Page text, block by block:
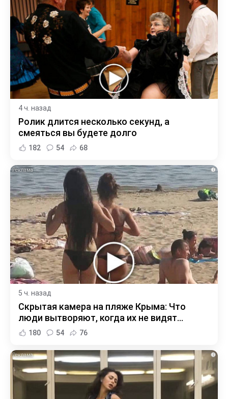
4 ч. назад
Ролик длится несколько секунд, а
смеяться вы будете долго
182 54 68
i
5 ч. назад
Скрытая камера на пляже Крыма: Что
люди вытворяют, когда их не видят...
180 54 76
i